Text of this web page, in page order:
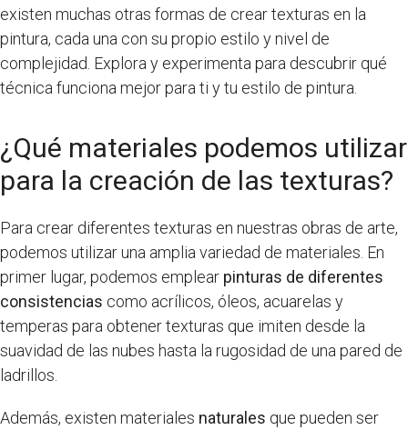
existen muchas otras formas de crear texturas en la
pintura, cada una con su propio estilo y nivel de
complejidad. Explora y experimenta para descubrir qué
técnica funciona mejor para ti y tu estilo de pintura.
¿Qué materiales podemos utilizar
para la creación de las texturas?
Para crear diferentes texturas en nuestras obras de arte,
podemos utilizar una amplia variedad de materiales. En
primer lugar, podemos emplear pinturas de diferentes
consistencias como acrílicos, óleos, acuarelas y
temperas para obtener texturas que imiten desde la
suavidad de las nubes hasta la rugosidad de una pared de
ladrillos.
Además, existen materiales naturales que pueden ser